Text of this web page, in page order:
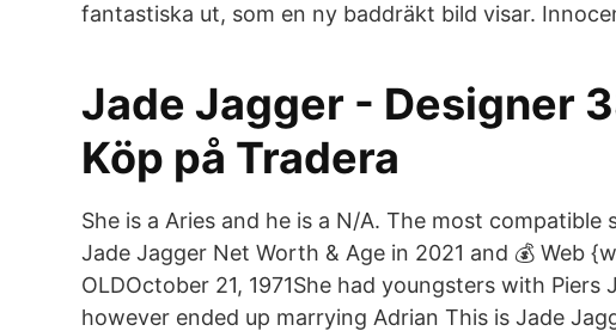
fantastiska ut, som en ny baddräkt bild visar.
Jade Jagger - Designer
Köp på Tradera
She is a Aries and he is a N/A. The most
Jade Jagger Net Worth & Age in 2021 and 💰 Web
OLDOctober 21, 1971She had youngsters with Piers
however ended up marrying Adrian This is Jade